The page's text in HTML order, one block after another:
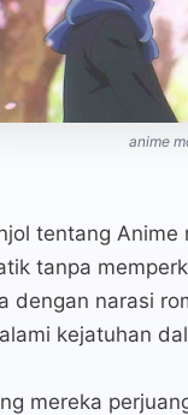
anime
tentang
tanpa
dengan narasi
kejatuhan
mereka